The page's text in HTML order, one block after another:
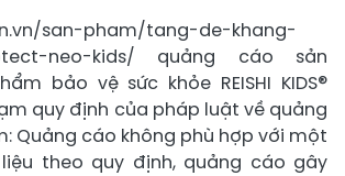
san-pham/tang-de-khang-
neo-kids/ quảng cáo sản
bảo vệ sức khỏe REISHI KIDS®
quy định của pháp luật về quảng
Quảng cáo không phù hợp với một
theo quy định, quảng cáo gây